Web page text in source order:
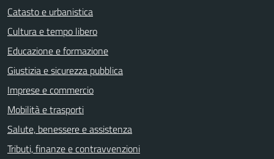
Catasto e urbanistica
Cultura e tempo libero
Educazione e formazione
Giustizia e sicurezza pubblica
Imprese e commercio
Mobilità e trasporti
Salute, benessere e assistenza
Tributi, finanze e contravvenzioni